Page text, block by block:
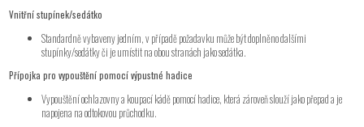
Vnitřní stupínek/sedátko
Standardně vybaveny jedním, v případě požadavku může být doplněno dalšími
stupínky/sedátky či je umístit na obou stranách jako sedátka.
Přípojka pro vypouštění pomocí výpustné hadice
Vypouštění ochlazovny a koupací kádě pomocí hadice, která zároveň slouží jako přepad a je
napojena na odtokovou průchodku.